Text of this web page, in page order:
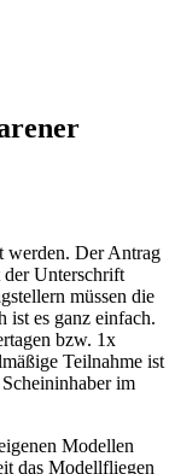
werden. Der Antrag
Unterschrift
müssen die
ist es ganz einfach.
bzw. 1x
Teilnahme ist
im
Modellen
das Modellfliegen